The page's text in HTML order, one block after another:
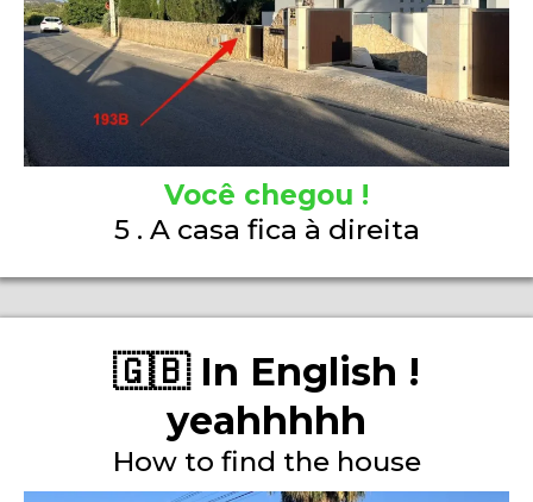
Você chegou !
5 . A casa fica à direita
🇬🇧 In English !
yeahhhhh
How to find the house